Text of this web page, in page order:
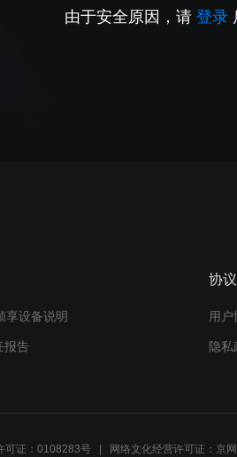
由于安全原因，请 登录
享设备说明
报告
协
用户
隐私
可证：0108283号 网络文化经营许可证：京